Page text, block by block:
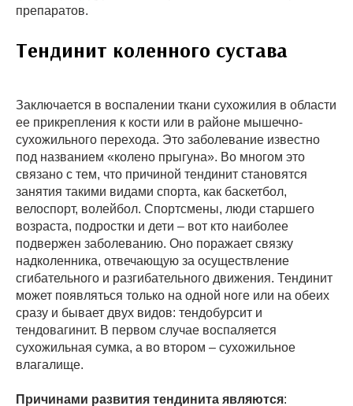
препаратов.
Тендинит коленного сустава
Заключается в воспалении ткани сухожилия в области
ее прикрепления к кости или в районе мышечно-
сухожильного перехода. Это заболевание известно
под названием «колено прыгуна». Во многом это
связано с тем, что причиной тендинит становятся
занятия такими видами спорта, как баскетбол,
велоспорт, волейбол. Спортсмены, люди старшего
возраста, подростки и дети – вот кто наиболее
подвержен заболеванию. Оно поражает связку
надколенника, отвечающую за осуществление
сгибательного и разгибательного движения. Тендинит
может появляться только на одной ноге или на обеих
сразу и бывает двух видов: тендобурсит и
тендовагинит. В первом случае воспаляется
сухожильная сумка, а во втором – сухожильное
влагалище.
Причинами развития тендинита являются: